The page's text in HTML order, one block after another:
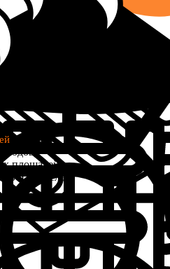
площадей
и кровель